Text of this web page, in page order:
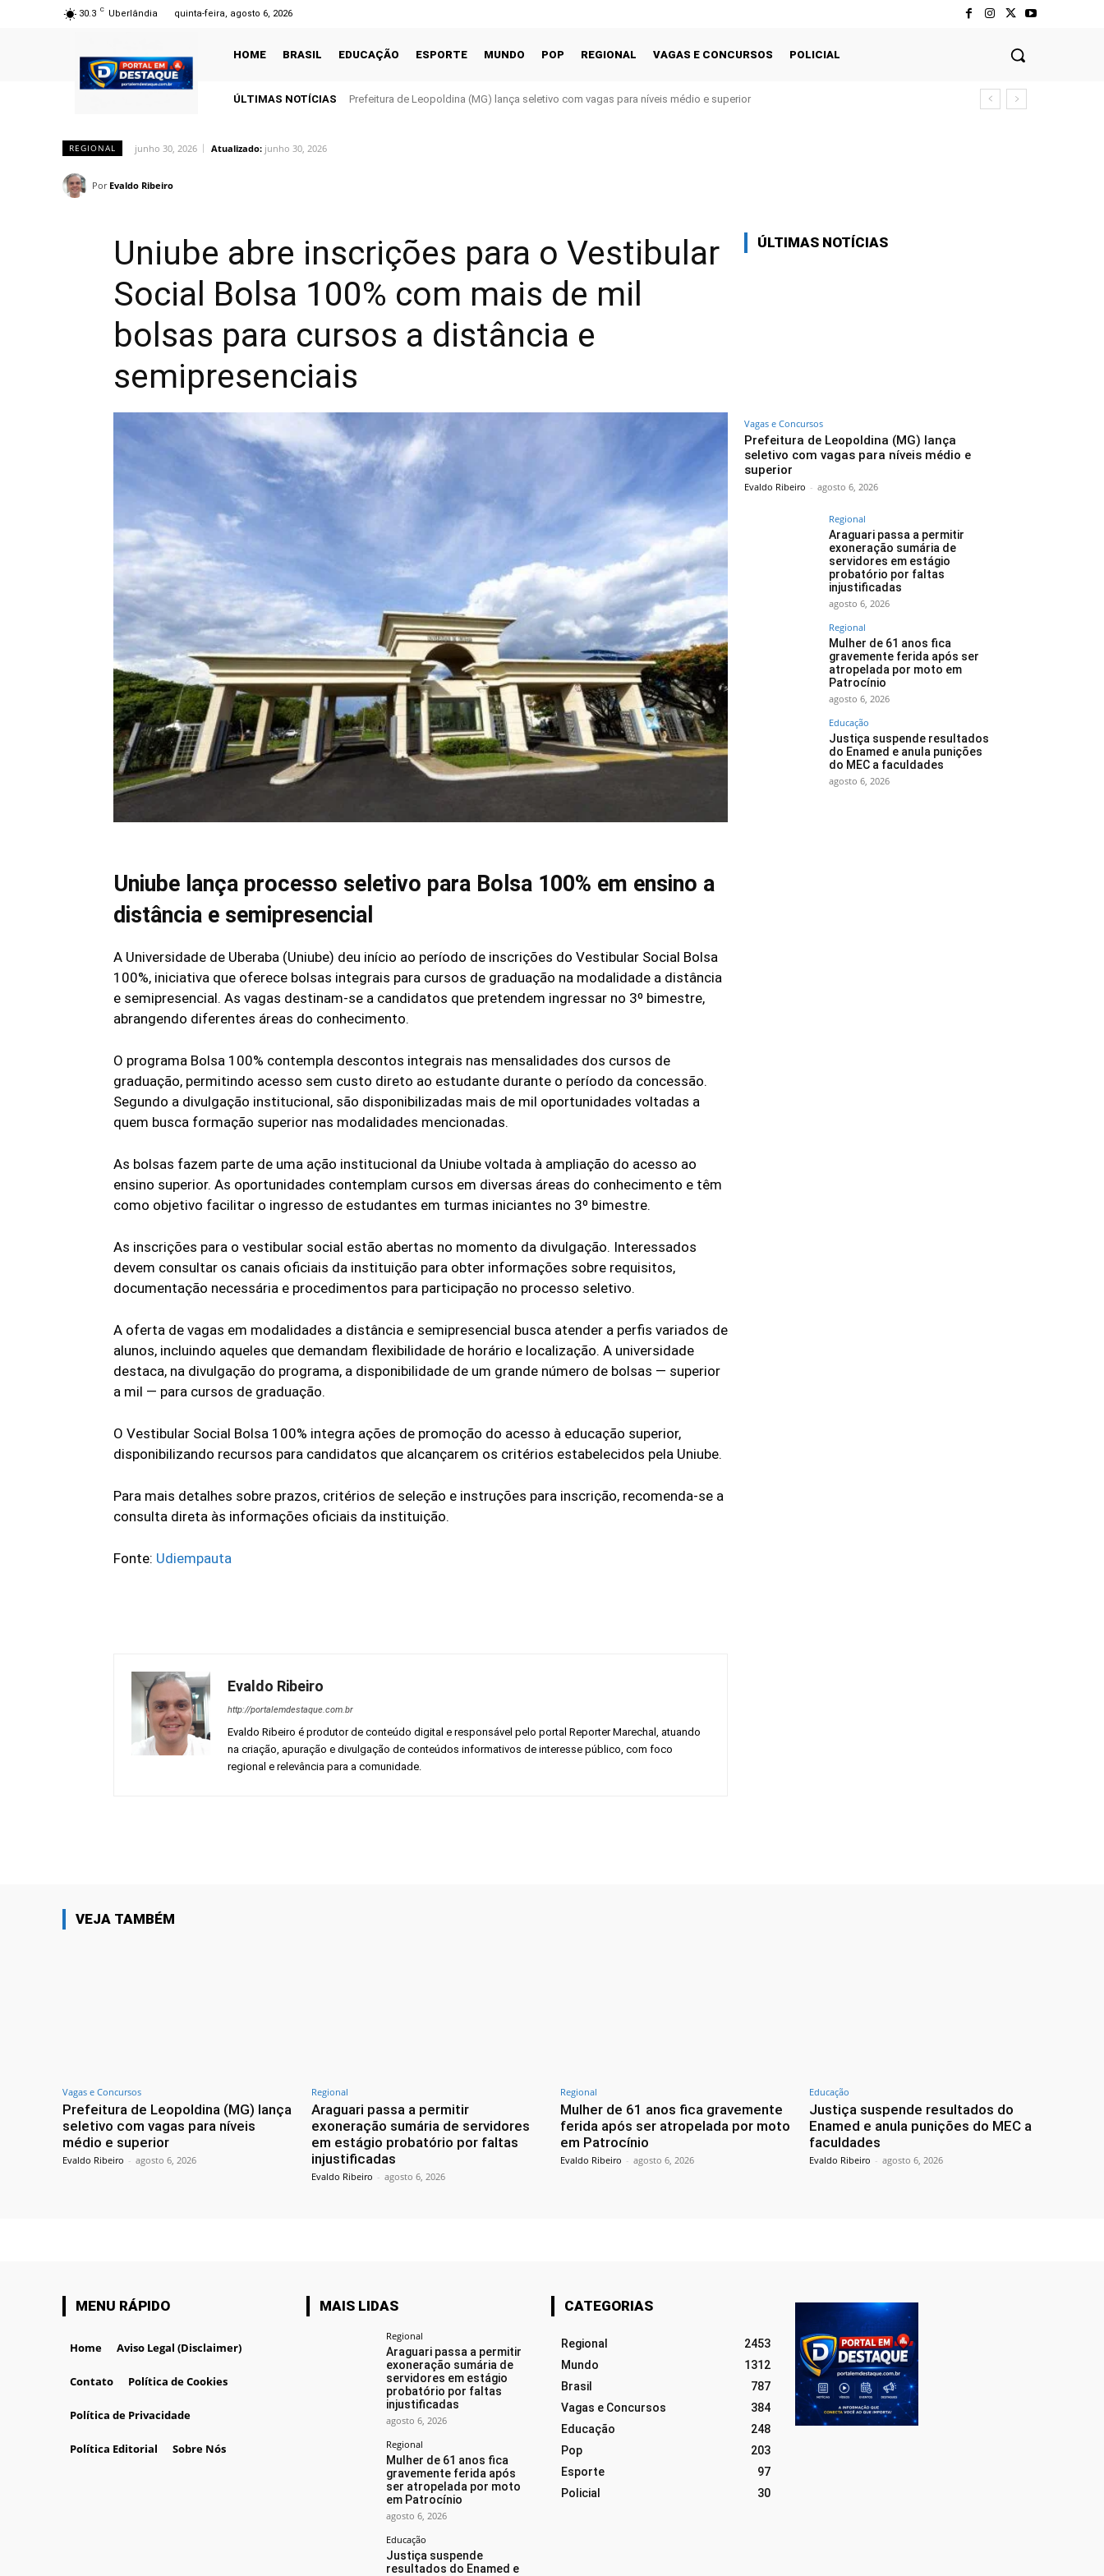
30.3 C Uberlândia quinta-feira, agosto 6, 2026
HOME BRASIL EDUCAÇÃO ESPORTE MUNDO POP REGIONAL VAGAS E CONCURSOS POLICIAL
ÚLTIMAS NOTÍCIAS Prefeitura de Leopoldina (MG) lança seletivo com vagas para níveis médio e superior
REGIONAL junho 30, 2026 Atualizado: junho 30, 2026
Por Evaldo Ribeiro
Uniube abre inscrições para o Vestibular
Social Bolsa 100% com mais de mil
bolsas para cursos a distância e
semipresenciais
Uniube lança processo seletivo para Bolsa 100% em ensino a
distância e semipresencial
A Universidade de Uberaba (Uniube) deu início ao período de inscrições do Vestibular Social Bolsa
100%, iniciativa que oferece bolsas integrais para cursos de graduação na modalidade a distância
e semipresencial. As vagas destinam-se a candidatos que pretendem ingressar no 3º bimestre,
abrangendo diferentes áreas do conhecimento.
O programa Bolsa 100% contempla descontos integrais nas mensalidades dos cursos de
graduação, permitindo acesso sem custo direto ao estudante durante o período da concessão.
Segundo a divulgação institucional, são disponibilizadas mais de mil oportunidades voltadas a
quem busca formação superior nas modalidades mencionadas.
As bolsas fazem parte de uma ação institucional da Uniube voltada à ampliação do acesso ao
ensino superior. As oportunidades contemplam cursos em diversas áreas do conhecimento e têm
como objetivo facilitar o ingresso de estudantes em turmas iniciantes no 3º bimestre.
As inscrições para o vestibular social estão abertas no momento da divulgação. Interessados
devem consultar os canais oficiais da instituição para obter informações sobre requisitos,
documentação necessária e procedimentos para participação no processo seletivo.
A oferta de vagas em modalidades a distância e semipresencial busca atender a perfis variados de
alunos, incluindo aqueles que demandam flexibilidade de horário e localização. A universidade
destaca, na divulgação do programa, a disponibilidade de um grande número de bolsas — superior
a mil — para cursos de graduação.
O Vestibular Social Bolsa 100% integra ações de promoção do acesso à educação superior,
disponibilizando recursos para candidatos que alcançarem os critérios estabelecidos pela Uniube.
Para mais detalhes sobre prazos, critérios de seleção e instruções para inscrição, recomenda-se a
consulta direta às informações oficiais da instituição.
Fonte: Udiempauta
Evaldo Ribeiro
http://portalemdestaque.com.br
Evaldo Ribeiro é produtor de conteúdo digital e responsável pelo portal Reporter Marechal, atuando
na criação, apuração e divulgação de conteúdos informativos de interesse público, com foco
regional e relevância para a comunidade.
ÚLTIMAS NOTÍCIAS
Vagas e Concursos
Prefeitura de Leopoldina (MG) lança
seletivo com vagas para níveis médio e
superior
Evaldo Ribeiro - agosto 6, 2026
Regional
Araguari passa a permitir
exoneração sumária de
servidores em estágio
probatório por faltas
injustificadas
agosto 6, 2026
Regional
Mulher de 61 anos fica
gravemente ferida após ser
atropelada por moto em
Patrocínio
agosto 6, 2026
Educação
Justiça suspende resultados
do Enamed e anula punições
do MEC a faculdades
agosto 6, 2026
VEJA TAMBÉM
Vagas e Concursos
Prefeitura de Leopoldina (MG) lança
seletivo com vagas para níveis
médio e superior
Evaldo Ribeiro - agosto 6, 2026
Regional
Araguari passa a permitir
exoneração sumária de servidores
em estágio probatório por faltas
injustificadas
Evaldo Ribeiro - agosto 6, 2026
Regional
Mulher de 61 anos fica gravemente
ferida após ser atropelada por moto
em Patrocínio
Evaldo Ribeiro - agosto 6, 2026
Educação
Justiça suspende resultados do
Enamed e anula punições do MEC a
faculdades
Evaldo Ribeiro - agosto 6, 2026
MENU RÁPIDO
Home Aviso Legal (Disclaimer)
Contato Política de Cookies
Política de Privacidade
Política Editorial Sobre Nós
MAIS LIDAS
Regional
Araguari passa a permitir
exoneração sumária de
servidores em estágio
probatório por faltas
injustificadas
agosto 6, 2026
Regional
Mulher de 61 anos fica
gravemente ferida após
ser atropelada por moto
em Patrocínio
agosto 6, 2026
Educação
Justiça suspende
resultados do Enamed e
CATEGORIAS
Regional
2453
Mundo
1312
Brasil
787
Vagas e Concursos
384
Educação
248
Pop
203
Esporte
97
Policial
30